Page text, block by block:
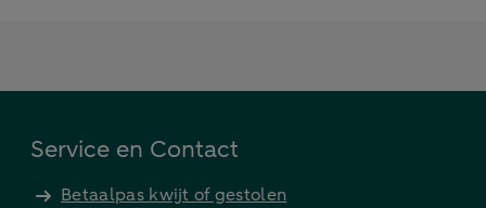
Service en Contact
Betaalpas kwijt of gestolen